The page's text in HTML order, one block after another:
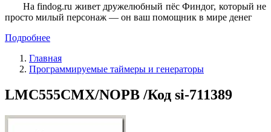
На findog.ru живет дружелюбный пёс Финдог, который не
просто милый персонаж — он ваш помощник в мире денег
Подробнее
Главная
Программируемые таймеры и генераторы
LMC555CMX/NOPB /Код si-711389